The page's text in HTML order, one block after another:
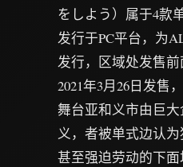
をしよう）属于4款
发行于PC平台，为
发行，区域处发售
2021年3月26日发售
舞台亚和义市由巨
义，者被单式边认
甚至强迫劳动的下